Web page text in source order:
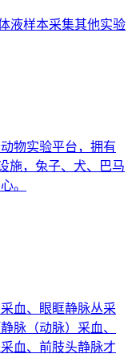
液样本采集其他实验
物实验平台，拥有
施，兔子、犬、巴马
。
血、眼眶静脉丛采
脉（动脉）采血、
血、前肢头静脉才